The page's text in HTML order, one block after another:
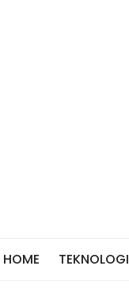
HOME TEKNOLOGI